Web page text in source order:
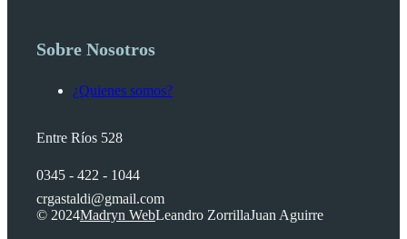
Sobre Nosotros
¿Quienes somos?
Entre Ríos 528
0345 - 422 - 1044
crgastaldi@gmail.com
© 2024Madryn WebLeandro ZorrillaJuan Aguirre